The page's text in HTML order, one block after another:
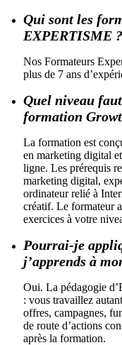
Qui sont les
EXPERTISME ?
Nos Formateurs
plus de 7 ans
Quel niveau
formation
La formation est
en marketing digital
ligne. Les prérequis
marketing digital,
ordinateur relié à
créatif. Le formateur
exercices à votre
Pourrai-je
j’apprends à
Oui. La pédagogie
: vous travaillez
offres, campagnes,
de route d’actions
après la formation.